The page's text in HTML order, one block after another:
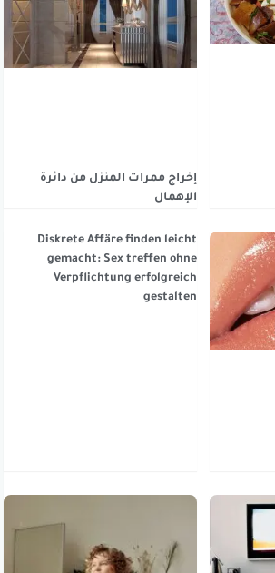
إخراج ممرات المنزل من دائرة
الإهمال
Diskrete Affäre finden leicht
gemacht: Sex treffen ohne
Verpflichtung erfolgreich
gestalten